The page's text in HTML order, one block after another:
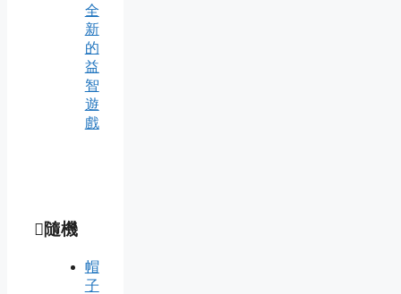
全
新
的
益
智
遊
戲
隨機
帽
子